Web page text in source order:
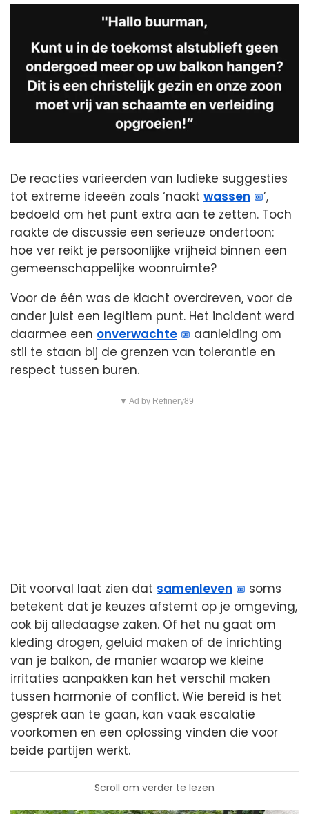
De reacties varieerden van ludieke suggesties
tot extreme ideeën zoals ‘naakt wassen
’,
bedoeld om het punt extra aan te zetten. Toch
raakte de discussie een serieuze ondertoon:
hoe ver reikt je persoonlijke vrijheid binnen een
gemeenschappelijke woonruimte?
Voor de één was de klacht overdreven, voor de
ander juist een legitiem punt. Het incident werd
daarmee een onverwachte
aanleiding om
stil te staan bij de grenzen van tolerantie en
respect tussen buren.
▼ Ad by Refinery89
Dit voorval laat zien dat samenleven
soms
betekent dat je keuzes afstemt op je omgeving,
ook bij alledaagse zaken. Of het nu gaat om
kleding drogen, geluid maken of de inrichting
van je balkon, de manier waarop we kleine
irritaties aanpakken kan het verschil maken
tussen harmonie of conflict. Wie bereid is het
gesprek aan te gaan, kan vaak escalatie
voorkomen en een oplossing vinden die voor
beide partijen werkt.
Scroll om verder te lezen